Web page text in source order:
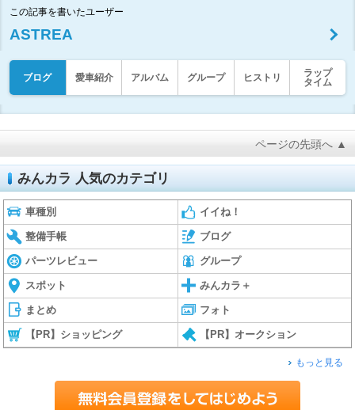
この記事を書いたユーザー
ASTREA
ブログ 愛車紹介 アルバム グループ ヒストリ
ラップ
タイム
ページの先頭へ ▲
みんカラ 人気のカテゴリ
車種別 イイね！
整備手帳 ブログ
パーツレビュー グループ
スポット みんカラ＋
まとめ フォト
【PR】ショッピング 【PR】オークション
もっと見る